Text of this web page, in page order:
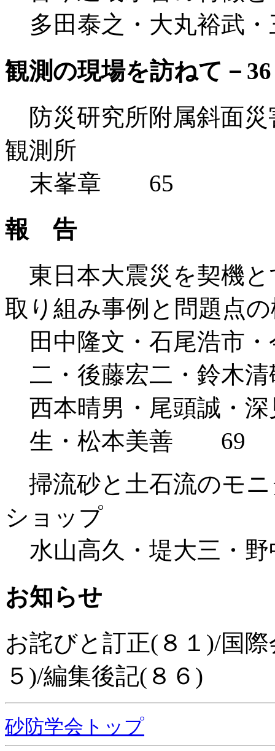
多田泰之・大丸裕
観測の現場を訪ねて－36
防災研究所附属斜面災
観測所
末峯章 65
報 告
東日本大震災を契機
取り組み事例と問題点
田中隆文・石尾浩市
二・後藤宏二・鈴木清
西本晴男・尾頭誠・
生・松本美善 69
掃流砂と土石流のモ
ショップ
水山高久・堤大三
お知らせ
お詫びと訂正(８１)/国
５)/編集後記(８６)
砂防学会トップ